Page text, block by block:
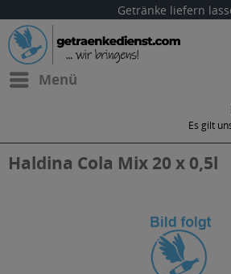
Getränke liefern
Menü
Es gilt
Haldina Cola Mix 20 x 0,5l